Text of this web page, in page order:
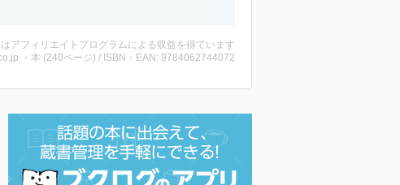
アフィリエイトプログラムによる収益を得ています
・本 (240ページ) / ISBN・EAN: 9784062744072